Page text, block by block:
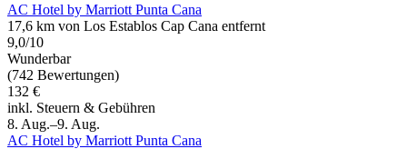
AC Hotel by Marriott Punta Cana
17,6 km von Los Establos Cap Cana entfernt
9,0/10
Wunderbar
(742 Bewertungen)
132 €
inkl. Steuern & Gebühren
8. Aug.–9. Aug.
AC Hotel by Marriott Punta Cana